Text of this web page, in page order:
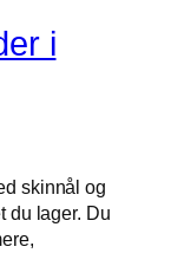
i
skinnål og
du lager. Du